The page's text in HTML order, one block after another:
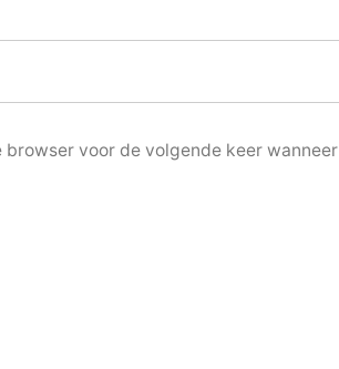
voor de volgende keer wanneer